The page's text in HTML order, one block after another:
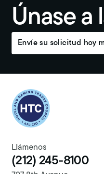
Únase a
Envíe su solicitud hoy
Return to homepage
Llámenos
(212) 245-8100